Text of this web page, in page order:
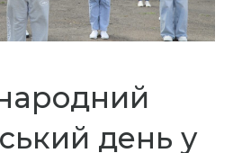
день у